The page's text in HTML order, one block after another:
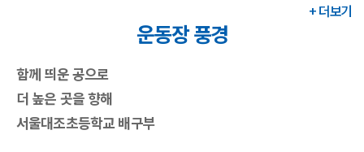
+ 더보기
운동장 풍경
함께 띄운 공으로
더 높은 곳을 향해
서울대조초등학교 배구부